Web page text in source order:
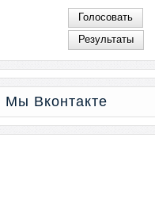
Мы Вконтакте